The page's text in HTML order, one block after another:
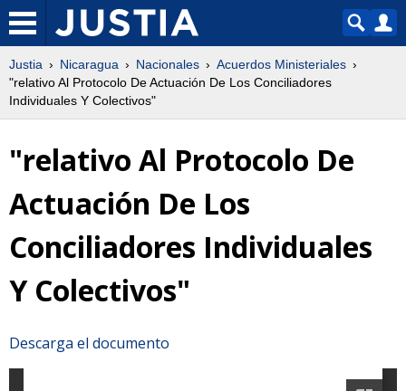
Justia Nicaragua Nacionales
Acuerdos Ministeriales
"relativo Al Protocolo De Actuación De Los Conciliadores
Individuales Y Colectivos"
"relativo Al Protocolo De
Actuación De Los
Conciliadores Individuales
Y Colectivos"
Descarga el documento